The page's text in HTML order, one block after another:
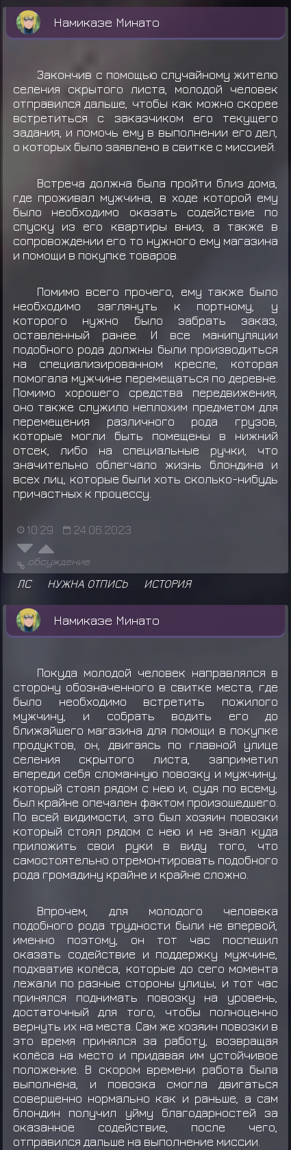
Намиказе Минато
Закончив с помощью случайному жителю
селения скрытого листа, молодой человек
отправился дальше, чтобы как можно скорее
встретиться с заказчиком его текущего
задания, и помочь ему в выполнении его дел,
о которых было заявлено в свитке с миссией.
Встреча должна была пройти близ дома,
где проживал мужчина, в ходе которой ему
было необходимо оказать содействие по
спуску из его квартиры вниз, а также в
сопровождении его то нужного ему магазина
и помощи в покупке товаров.
Помимо всего прочего, ему также было
необходимо заглянуть к портному, у
которого нужно было забрать заказ,
оставленный ранее. И все манипуляции
подобного рода должны были производиться
на специализированном кресле, которая
помогала мужчине перемещаться по деревне.
Помимо хорошего средства передвижения,
оно также служило неплохим предметом для
перемещения различного рода грузов,
которые могли быть помещены в нижний
отсек, либо на специальные ручки, что
значительно облегчало жизнь блондина и
всех лиц, которые были хоть сколько-нибудь
причастных к процессу.
10:29 24.06.2023
обсуждение
ЛС НУЖНА ОТПИСЬ ИСТОРИЯ
Намиказе Минато
Покуда молодой человек направлялся в
сторону обозначенного в свитке места, где
было необходимо встретить пожилого
мужчину, и собрать водить его до
ближайшего магазина для помощи в покупке
продуктов, он, двигаясь по главной улице
селения скрытого листа, заприметил
впереди себя сломанную повозку и мужчину,
который стоял рядом с нею и, судя по всему,
был крайне опечален фактом произошедшего.
По всей видимости, это был хозяин повозки
который стоял рядом с нею и не знал куда
приложить свои руки в виду того, что
самостоятельно отремонтировать подобного
рода громадину крайне и крайне сложно.
Впрочем, для молодого человека
подобного рода трудности были не впервой,
именно поэтому, он тот час поспешил
оказать содействие и поддержку мужчине,
подхватив колёса, которые до сего момента
лежали по разные стороны улицы, и тот час
принялся поднимать повозку на уровень,
достаточный для того, чтобы полноценно
вернуть их на места. Сам же хозяин повозки в
это время принялся за работу, возвращая
колёса на место и придавая им устойчивое
положение. В скором времени работа была
выполнена, и повозка смогла двигаться
совершенно нормально как и раньше, а сам
блондин получил уйму благодарностей за
оказанное содействие, после чего,
отправился дальше на выполнение миссии.